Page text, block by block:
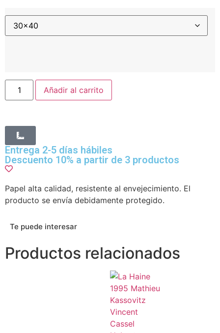
Añadir al carrito
Entrega 2-5 días hábiles
Descuento 10% a partir de 3 productos
Papel alta calidad, resistente al envejecimiento. El
producto se envía debidamente protegido.
Te puede interesar
Productos relacionados